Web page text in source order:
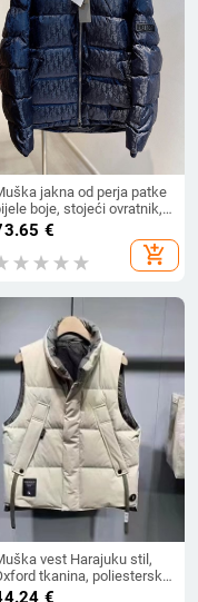
jakna od perja patke
boje, stojeći ovratnik,
stil
€
add_shopping_cart
vest Harajuku stil,
tkanina, poliestersko
uski kroj
€